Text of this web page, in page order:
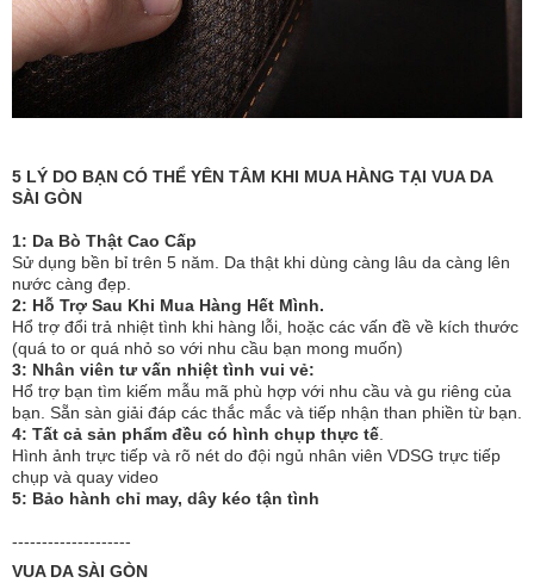
5 LÝ DO BẠN CÓ THỂ YÊN TÂM KHI MUA HÀNG TẠI VUA DA
SÀI GÒN
1: Da Bò Thật Cao Cấp
Sử dụng bền bỉ trên 5 năm. Da thật khi dùng càng lâu da càng lên
nước càng đẹp.
2: Hỗ Trợ Sau Khi Mua Hàng Hết Mình.
Hổ trợ đổi trả nhiệt tình khi hàng lỗi, hoặc các vấn đề về kích thước
(quá to or quá nhỏ so với nhu cầu bạn mong muốn)
3: Nhân viên tư vấn nhiệt tình vui vẻ:
Hổ trợ bạn tìm kiếm mẫu mã phù hợp với nhu cầu và gu riêng của
bạn. Sẵn sàn giải đáp các thắc mắc và tiếp nhận than phiền từ bạn.
4: Tất cả sản phẩm đều có hình chụp thực tế
Hình ảnh trực tiếp và rõ nét do đội ngủ nhân viên VDSG trực tiếp
chụp và quay video
5: Bảo hành chỉ may, dây kéo tận tình
--------------------
VUA DA SÀI GÒN